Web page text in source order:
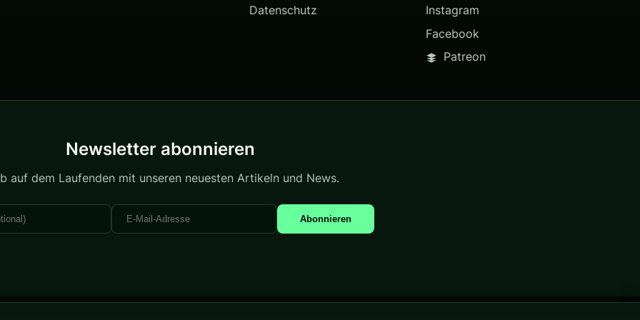
Datenschutz
Instagram
Facebook
Patreon
Newsletter abonnieren
auf dem Laufenden mit unseren neuesten Artikeln und News.
Abonnieren